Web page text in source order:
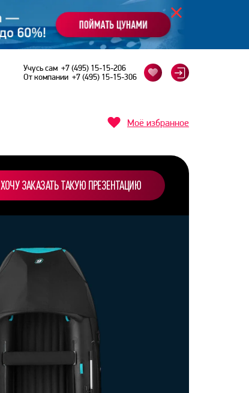
Учусь сам +7 (495) 15-15-206
От компании +7 (495) 15-15-306
Моё избранное
ХОЧУ ЗАКАЗАТЬ ТАКУЮ ПРЕЗЕНТАЦИЮ